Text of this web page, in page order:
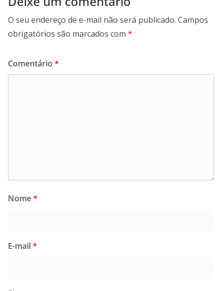
O seu endereço de e-mail não será publicado. Campos
obrigatórios são marcados com *
Comentário *
Nome*
E-mail*